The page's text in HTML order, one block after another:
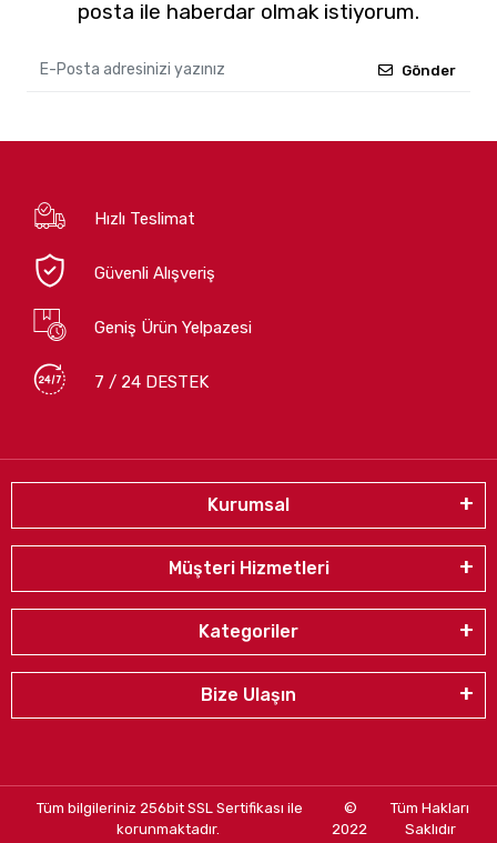
posta ile haberdar olmak istiyorum.
Gönder
Hızlı Teslimat
Güvenli Alışveriş
Geniş Ürün Yelpazesi
7 / 24 DESTEK
Kurumsal
Müşteri Hizmetleri
Kategoriler
Bize Ulaşın
Tüm bilgileriniz 256bit SSL Sertifikası ile
korunmaktadır.
©
2022
Tüm Hakları
Saklıdır